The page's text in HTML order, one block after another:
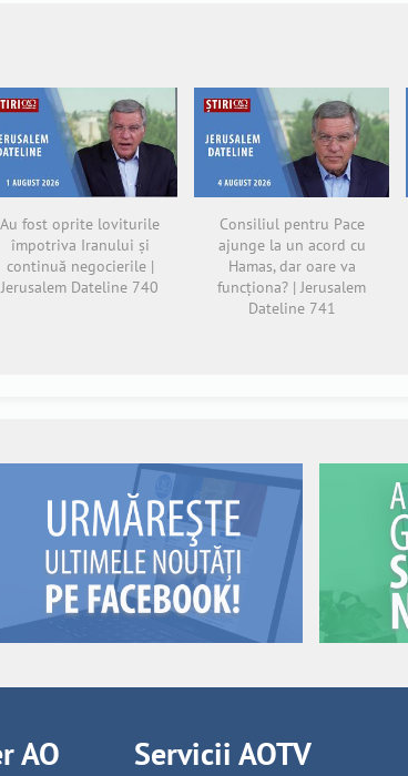
Au fost oprite loviturile
împotriva Iranului și
continuă negocierile |
Jerusalem Dateline 740
Consiliul pentru Pace
ajunge la un acord cu
Hamas, dar oare va
funcționa? | Jerusalem
Dateline 741
AO Servicii AOTV